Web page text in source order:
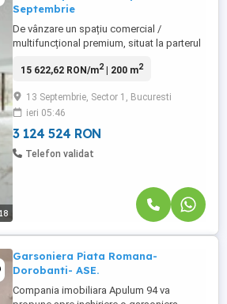
18
Septembrie
De vânzare un spațiu comercial /
multifuncțional premium, situat la parterul
Strada Petre Ispirescu 90A, zonă cu trafic
mijloace de transport în comun. Spatiul
este inchiriat cu contract pe 5 ani din luna
Aprilie 2026 Caracteristici ...
15 622,62 RON/m2| 200 m2
13 Septembrie, Sector 1, Bucuresti
ieri 05:46
3 124 524 RON
Telefon validat
Garsoniera Piata Romana-
Dorobanti- ASE.
Compania imobiliara Apulum 94 va